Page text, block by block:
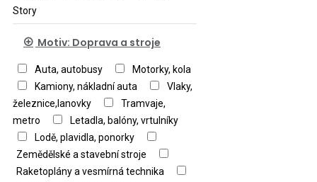
Story
Motiv: Doprava a stroje
Auta, autobusy
Motorky, kola
Kamiony, nákladní auta
Vlaky,
železnice,lanovky
Tramvaje,
metro
Letadla, balóny, vrtulníky
Lodě, plavidla, ponorky
Zemědělské a stavební stroje
Raketoplány a vesmírná technika